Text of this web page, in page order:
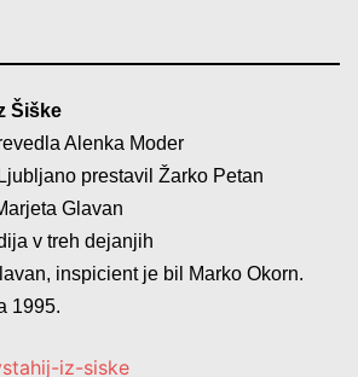
Šiške
Alenka Moder
prestavil Žarko Petan
Glavan
v treh dejanjih
inspicient je bil Marko Okorn.
1995.